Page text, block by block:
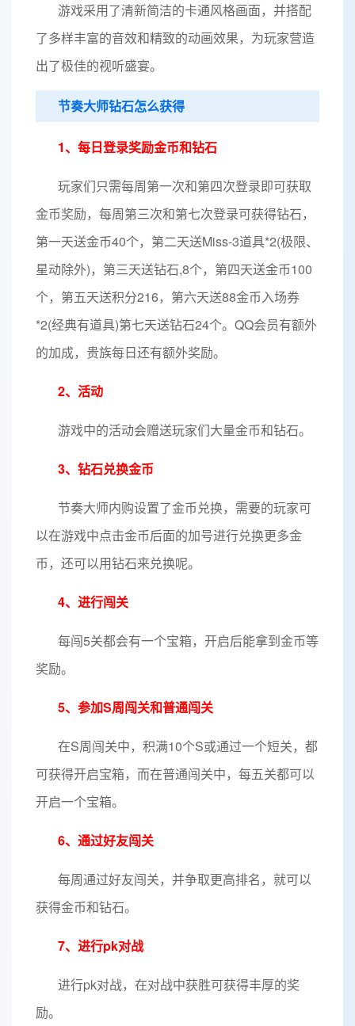
游戏采用了清新简洁的卡通风格画面，并搭配
了多样丰富的音效和精致的动画效果，为玩家营造
出了极佳的视听盛宴。
节奏大师钻石怎么获得
1、每日登录奖励金币和钻石
玩家们只需每周第一次和第四次登录即可获取
金币奖励，每周第三次和第七次登录可获得钻石，
第一天送金币40个，第二天送Miss-3道具*2(极限、
星动除外)，第三天送钻石,8个，第四天送金币100
个，第五天送积分216，第六天送88金币入场券
*2(经典有道具)第七天送钻石24个。QQ会员有额外
的加成，贵族每日还有额外奖励。
2、活动
游戏中的活动会赠送玩家们大量金币和钻石。
3、钻石兑换金币
节奏大师内购设置了金币兑换，需要的玩家可
以在游戏中点击金币后面的加号进行兑换更多金
币，还可以用钻石来兑换呢。
4、进行闯关
每闯5关都会有一个宝箱，开启后能拿到金币等
奖励。
5、参加S周闯关和普通闯关
在S周闯关中，积满10个S或通过一个短关，都
可获得开启宝箱，而在普通闯关中，每五关都可以
开启一个宝箱。
6、通过好友闯关
每周通过好友闯关，并争取更高排名，就可以
获得金币和钻石。
7、进行pk对战
进行pk对战，在对战中获胜可获得丰厚的奖
励。